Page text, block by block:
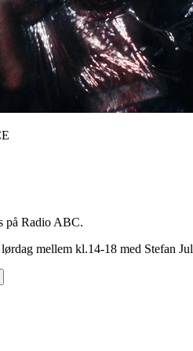
på Radio ABC.
mellem kl.14-18 med Stefan